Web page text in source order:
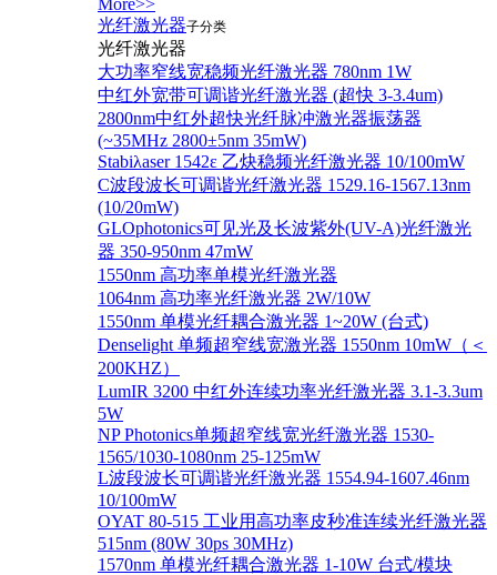
More>>
光纤激光器子分类
光纤激光器
大功率窄线宽稳频光纤激光器 780nm 1W
中红外宽带可调谐光纤激光器 (超快 3-3.4um)
2800nm中红外超快光纤脉冲激光器振荡器
(~35MHz 2800±5nm 35mW)
Stabiλaser 1542ε 乙炔稳频光纤激光器 10/100mW
C波段波长可调谐光纤激光器 1529.16-1567.13nm
(10/20mW)
GLOphotonics可见光及长波紫外(UV-A)光纤激光
器 350-950nm 47mW
1550nm 高功率单模光纤激光器
1064nm 高功率光纤激光器 2W/10W
1550nm 单模光纤耦合激光器 1~20W (台式)
Denselight 单频超窄线宽激光器 1550nm 10mW（＜
200KHZ）
LumIR 3200 中红外连续功率光纤激光器 3.1-3.3um
5W
NP Photonics单频超窄线宽光纤激光器 1530-
1565/1030-1080nm 25-125mW
L波段波长可调谐光纤激光器 1554.94-1607.46nm
10/100mW
OYAT 80-515 工业用高功率皮秒准连续光纤激光器
515nm (80W 30ps 30MHz)
1570nm 单模光纤耦合激光器 1-10W 台式/模块